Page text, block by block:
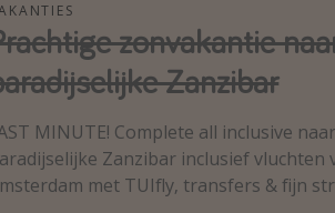
zonvakantie
Zanzibar
MINUTE! Complete all inclusive
Zanzibar inclusief vluchten
met TUIfly, transfers & fijn